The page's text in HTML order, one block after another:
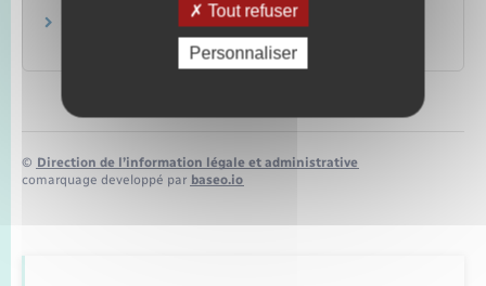
Que comprend la prestation d'accueil du jeune
© Direction de l’information légale et administrative
comarquage developpé par baseo.io
Tout refuser
Personnaliser